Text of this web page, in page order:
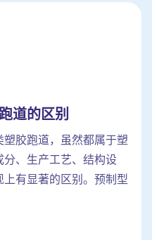
道的区别
胶跑道，虽然都属于塑
分、生产工艺、结构设
有显著的区别。预制型